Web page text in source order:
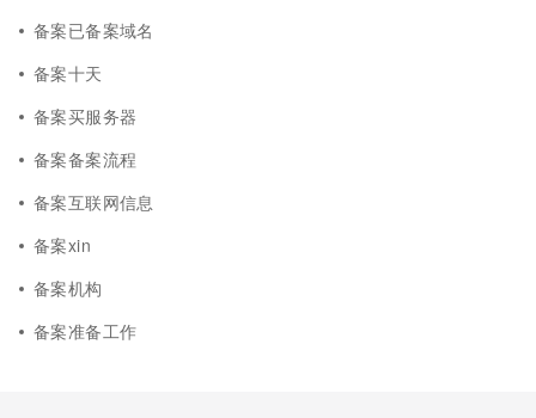
备案已备案域名
备案十天
备案买服务器
备案备案流程
备案互联网信息
备案xin
备案机构
备案准备工作